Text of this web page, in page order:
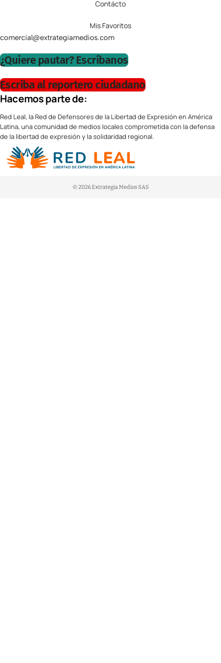
Contácto
Mis Favoritos
comercial@extrategiamedios.com
¿Quiere pautar? Escríbanos
Escriba al reportero ciudadano
Hacemos parte de:
Red Leal, la Red de Defensores de la Libertad de Expresión en América
Latina, una comunidad de medios locales comprometida con la defensa
de la libertad de expresión y la solidaridad regional.
© 2026 Extrategia Medios SAS